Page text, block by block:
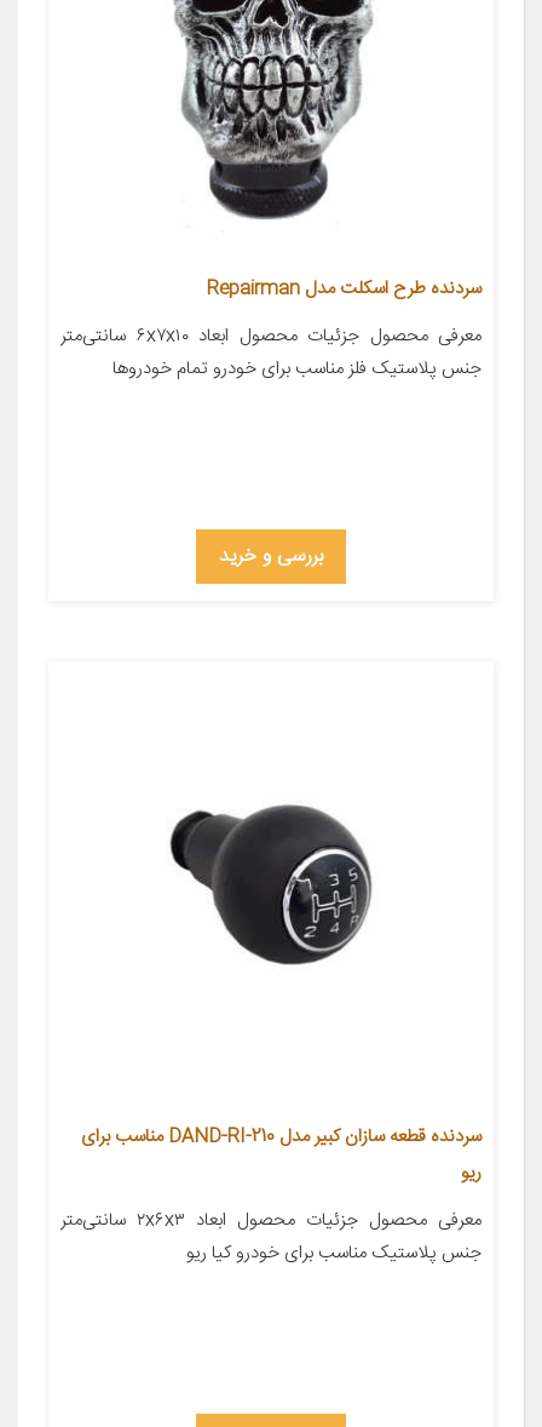
سردنده طرح اسکلت مدل Repairman
معرفی محصول جزئیات محصول ابعاد ۶x۷x۱۰ سانتی‌متر
جنس پلاستیک فلز مناسب برای خودرو تمام خودروها
بررسی و خرید
سردنده قطعه سازان کبیر مدل DAND-RI-210 مناسب برای
ریو
معرفی محصول جزئیات محصول ابعاد ۲x۶x۳ سانتی‌متر
جنس پلاستیک مناسب برای خودرو کیا ریو